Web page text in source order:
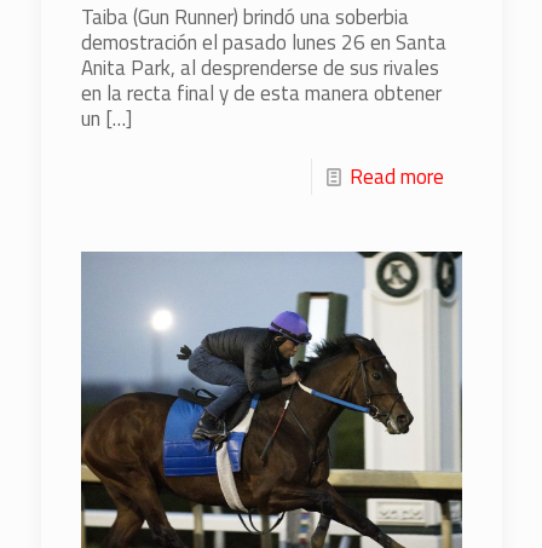
Taiba (Gun Runner) brindó una soberbia
demostración el pasado lunes 26 en Santa
Anita Park, al desprenderse de sus rivales
en la recta final y de esta manera obtener
un […]
Read more